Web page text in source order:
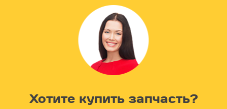
Хотите купить запчасть?